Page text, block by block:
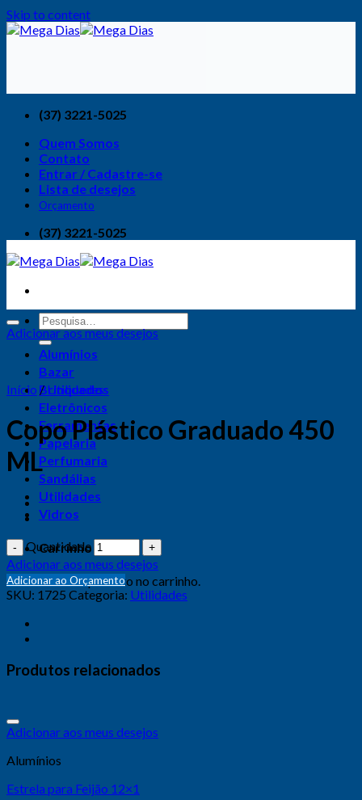
Skip to content
(37) 3221-5025
Quem Somos
Contato
Entrar / Cadastre-se
Lista de desejos
Orçamento
(37) 3221-5025
Alumínios
Bazar
Brinquedos
Eletrônicos
Ferramentas
Papelaria
Perfumaria
Sandálias
Utilidades
Vidros
Carrinho
Nenhum produto no carrinho.
Adicionar aos meus desejos
Início / Utilidades
Copo Plástico Graduado 450
ML
Quantidade
Adicionar aos meus desejos
Adicionar ao Orçamento
SKU: 1725 Categoria: Utilidades
Produtos relacionados
Adicionar aos meus desejos
Alumínios
Estrela para Feijão 12×1